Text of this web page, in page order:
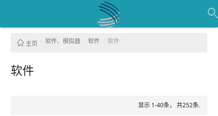
主页 软件、模拟器 软件 软件
软件
显示 1-40条， 共252条.